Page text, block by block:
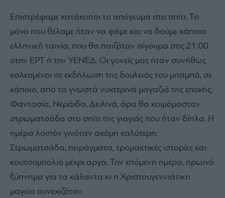
Επιστρέφαμε κατάκοποι το απόγευμα στο σπίτι. Το
μόνο που θέλαμε ήταν να φάμε και να δούμε κάποια
ελληνική ταινία, που θα παιζόταν σίγουρα στις 21:00
στην ΕΡΤ ή την ΥΕΝΕΔ. Οι γονείς μας ήταν συνήθως
καλεσμένοι σε εκδήλωση της δουλειάς του μπαμπά, σε
κάποιο, από τα γνωστά νυχτερινά μαγαζιά της εποχής,
Φαντασία, Νεράιδα, Δειλινά, άρα θα κοιμόμασταν
στρωματσάδα στο σπίτι της γιαγιάς που ήταν δίπλα. Η
ημέρα λοιπόν γινόταν ακόμη καλύτερη.
Στρωματσάδα, πειράγματα, τρομακτικές ιστορίες και
κουτσομπολιό μέχρι αργά. Την επόμενη ημέρα, πρωινό
ξύπνημα για τα κάλαντα κι η Χριστουγεννιάτικη
μαγεία συνεχιζόταν.